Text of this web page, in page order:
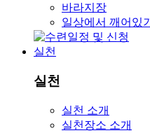
바라지장
일상에서 깨어있기
실천
실천
실천 소개
실천장소 소개